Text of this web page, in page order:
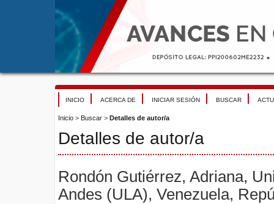
INICIO ACERCA DE INICIAR SESIÓN BUSCAR
Inicio > Buscar > Detalles de autor/a
Detalles de autor/a
Rondón Gutiérrez, Adriana,
Andes (ULA), Venezuela,